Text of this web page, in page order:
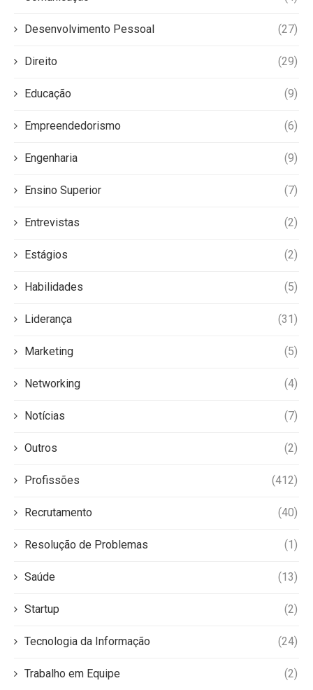
Desenvolvimento Pessoal (27)
Direito (29)
Educação (9)
Empreendedorismo (6)
Engenharia (9)
Ensino Superior (7)
Entrevistas (2)
Estágios (2)
Habilidades (5)
Liderança (31)
Marketing (5)
Networking (4)
Notícias (7)
Outros (2)
Profissões (412)
Recrutamento (40)
Resolução de Problemas (1)
Saúde (13)
Startup (2)
Tecnologia da Informação (24)
Trabalho em Equipe (2)